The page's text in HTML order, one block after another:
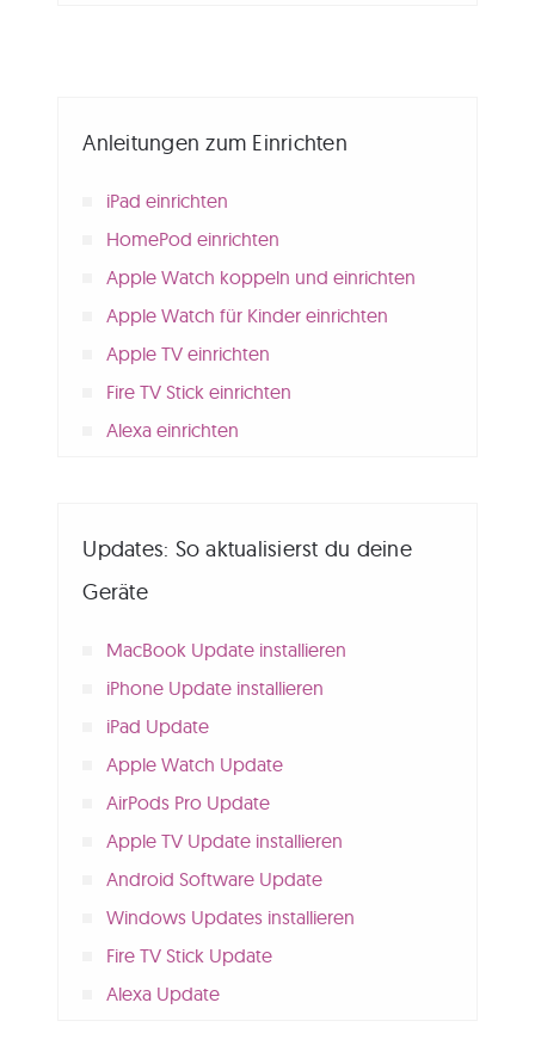
Anleitungen zum Einrichten
iPad einrichten
HomePod einrichten
Apple Watch koppeln und einrichten
Apple Watch für Kinder einrichten
Apple TV einrichten
Fire TV Stick einrichten
Alexa einrichten
Updates: So aktualisierst du deine
Geräte
MacBook Update installieren
iPhone Update installieren
iPad Update
Apple Watch Update
AirPods Pro Update
Apple TV Update installieren
Android Software Update
Windows Updates installieren
Fire TV Stick Update
Alexa Update